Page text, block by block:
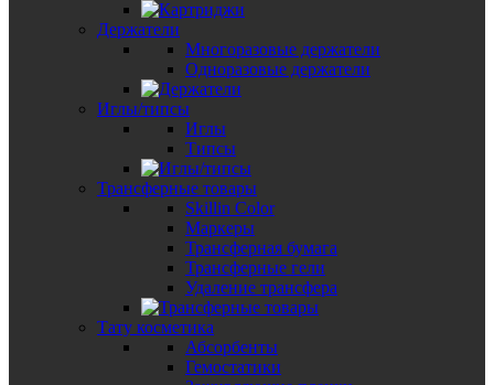
Держатели
Многоразовые держатели
Одноразовые держатели
Иглы/типсы
Иглы
Типсы
Трансферные товары
Skillin Color
Маркеры
Трансферная бумага
Трансферные гели
Удаление трансфера
Тату косметика
Абсорбенты
Гемостатики